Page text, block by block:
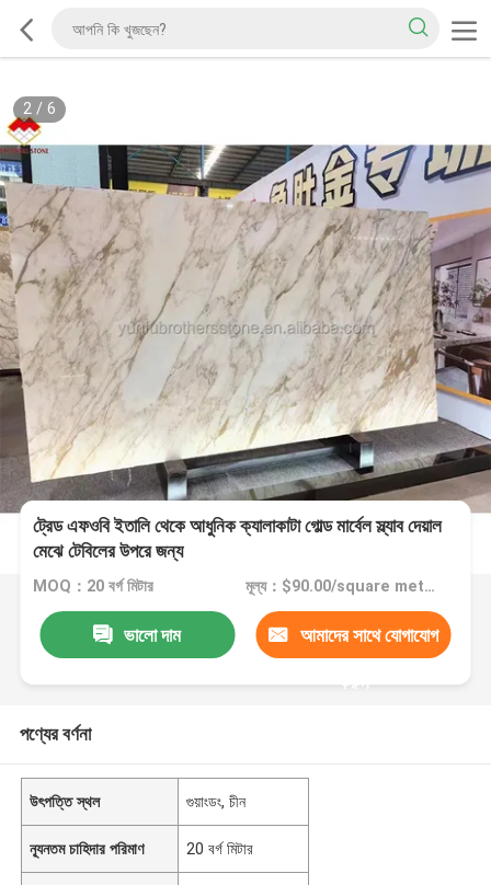
2/ 6
ট্রেড এফওবি ইতালি থেকে আধুনিক ক্যালাকাটা গোল্ড মার্বেল স্ল্যাব দেয়াল
মেঝে টেবিলের উপরে জন্য
MOQ：20 বর্গ মিটার মূল্য：$90.00/square meters 20-99 square meters
ভালো দাম আমাদের সাথে যোগাযোগ
করুন
পণ্যের বর্ণনা
উৎপত্তি স্থল গুয়াংডং, চীন
ন্যূনতম চাহিদার পরিমাণ 20 বর্গ মিটার